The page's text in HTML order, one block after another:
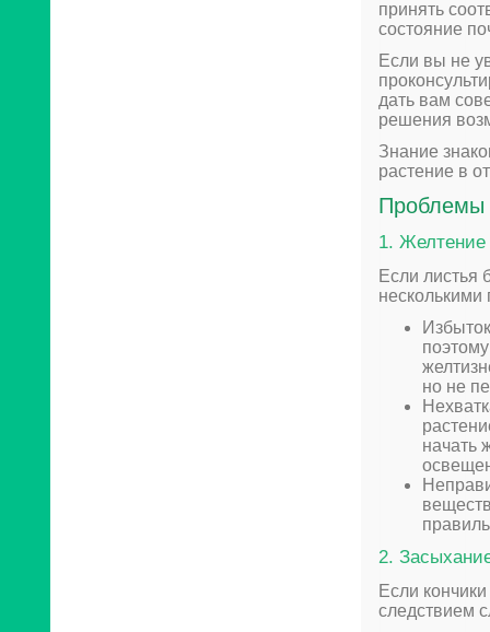
принять
состояние
Если вы не
дать вам
решения
Знание
растение в
Проблемы
1. Желтение
Если листья
несколькими
но не
начать
2.
Если
следствием